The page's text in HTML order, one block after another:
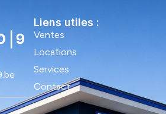
Liens utiles :
Ventes
Locations
Services
Contact